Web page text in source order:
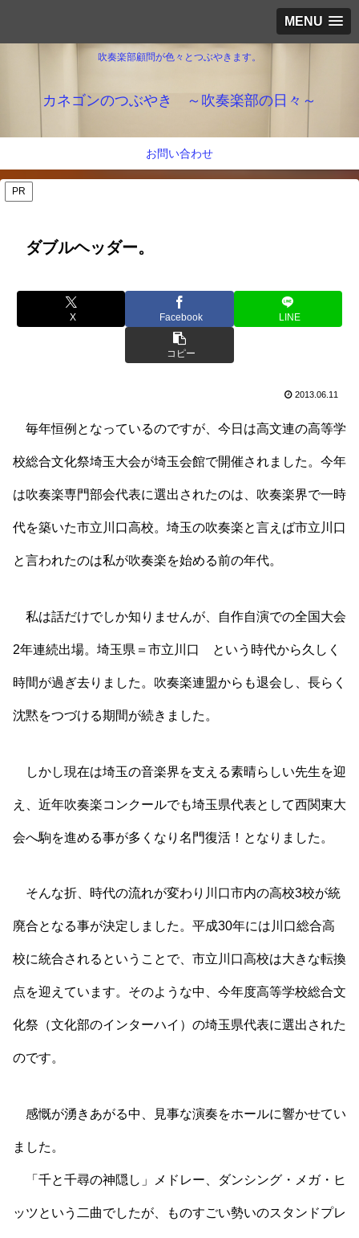
MENU
吹奏楽部顧問が色々とつぶやきます。
カネゴンのつぶやき ～吹奏楽部の日々～
お問い合わせ
PR
ダブルヘッダー。
X Facebook LINE
コピー
2013.06.11
毎年恒例となっているのですが、今日は高文連の高等学
校総合文化祭埼玉大会が埼玉会館で開催されました。今年
は吹奏楽専門部会代表に選出されたのは、吹奏楽界で一時
代を築いた市立川口高校。埼玉の吹奏楽と言えば市立川口
と言われたのは私が吹奏楽を始める前の年代。
私は話だけでしか知りませんが、自作自演での全国大会
2年連続出場。埼玉県＝市立川口 という時代から久しく
時間が過ぎ去りました。吹奏楽連盟からも退会し、長らく
沈黙をつづける期間が続きました。
しかし現在は埼玉の音楽界を支える素晴らしい先生を迎
え、近年吹奏楽コンクールでも埼玉県代表として西関東大
会へ駒を進める事が多くなり名門復活！となりました。
そんな折、時代の流れが変わり川口市内の高校3校が統
廃合となる事が決定しました。平成30年には川口総合高
校に統合されるということで、市立川口高校は大きな転換
点を迎えています。そのような中、今年度高等学校総合文
化祭（文化部のインターハイ）の埼玉県代表に選出された
のです。
感慨が湧きあがる中、見事な演奏をホールに響かせてい
ました。
「千と千尋の神隠し」メドレー、ダンシング・メガ・ヒ
ッツという二曲でしたが、ものすごい勢いのスタンドプレ